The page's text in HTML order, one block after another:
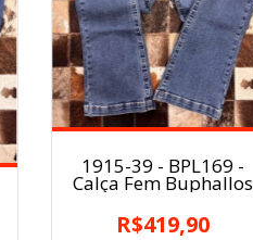
1915-39 - BPL169 -
Calça Fem Buphallos
R$419,90